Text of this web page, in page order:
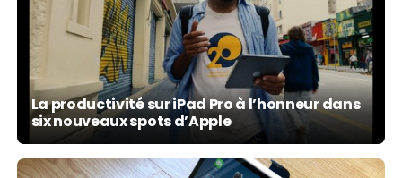
La productivité sur iPad Pro à l’honneur dans
six nouveaux spots d’Apple